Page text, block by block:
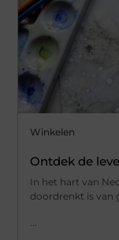
Winkelen
Ontdek de
In het hart van
doordrenkt is van